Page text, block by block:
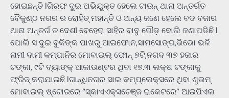
ହୋଇଛନ୍ତି lଗିରଫ ଦୁଇ ଅଭିଯୁକ୍ତ ହେଲେ ଟାଉନ୍ ଥାନା ଅନ୍ତର୍ଗତ
ବୈକୁଣ୍ଠ ନଗର ର ରୋହିତ୍ ମହାନ୍ତି ଓ ଅନ୍ୟ ଜଣେ ହେଲେ ବଡ ବଜାର
ଥାନା ଅନ୍ତର୍ଗ ତ ଦେଶୀ ବେହେରା ସାହିର ବାବୁ ଗୌଡ଼ ବୋଲି ଜଣାପଡିଛି l
ପୋଲି ସ ଦୁଇ ବୁକିଙ୍କ ପାଖରୁ ଆଇଫୋନ,ସାମସୋଙ୍ଗ,ଭିଭୋ ଭଳି
ନାମୀ ଦାମୀ କମ୍ପାନିର ମୋବାଇଲ୍ ଫୋନ୍ ୭ଟି,ନଗଦ ୩୭ ହଜାର
ଟଙ୍କା, ୯ଟି ବ୍ୟାଙ୍କ୍ ଆକାଉଣ୍ଟର ଥିବା ୧୭.୩ ଲକ୍ଷ ଟଙ୍କାକୁ
ଫ୍ରିଜ୍ କରାଯାଇଛି lଗାନ୍ଧିନଗର ସାଇ କମ୍ପ୍ଲେକ୍ସରେ ଥିବା ଶୁଭମ୍
ମୋବାଇଲ୍ ଷ୍ଟୋରରେ “ସ୍କାଏଏକ୍ସଚେଞ୍ଜ ରାକେଟରେ” ଆଇପିଏଲ